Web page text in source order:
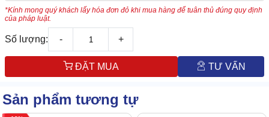
*Kính mong quý khách lấy hóa đơn đỏ khi mua hàng để tuân thủ đúng quy định
của pháp luật.
Số lượng: - +
ĐẶT MUA TƯ VẤN
Sản phẩm tương tự